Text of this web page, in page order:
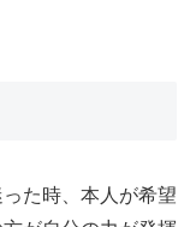
た時、本人が希望